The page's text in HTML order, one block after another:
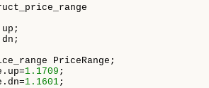
up;
dn;
PriceRange;
1.1709 ;
1.1601;